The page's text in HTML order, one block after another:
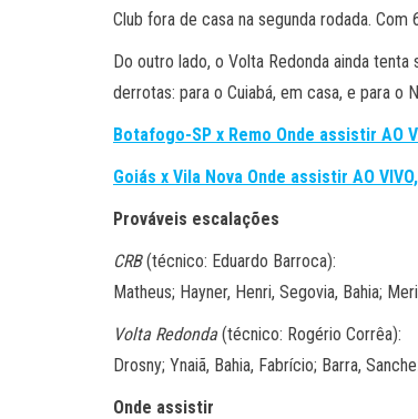
Club fora de casa na segunda rodada.
Do outro lado, o Volta Redonda ainda
derrotas: para o Cuiabá, em casa, e para o
Botafogo-SP x Remo Onde assistir AO
Goiás x Vila Nova Onde assistir AO
Prováveis escalações
CRB(técnico: Eduardo Barroca):
Matheus; Hayner, Henri, Segovia, Bahia;
Volta Redonda(técnico: Rogério Corrêa):
Drosny; Ynaiã, Bahia, Fabrício; Barra,
Onde assistir